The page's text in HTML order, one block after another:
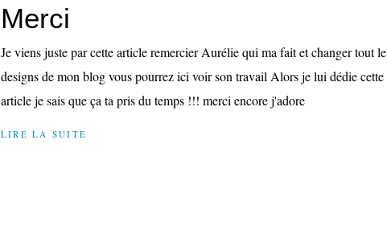
Merci
Je viens juste par cette article remercier Aurélie qui ma fait et changer tout le
designs de mon blog vous pourrez ici voir son travail Alors je lui dédie cette
article je sais que ça ta pris du temps !!! merci encore j'adore
LIRE LA SUITE